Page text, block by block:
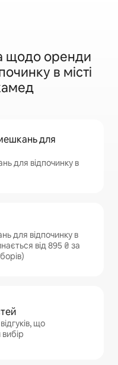
щодо оренди
в місті
для
для відпочинку в
для відпочинку в
від 895 ₴ за
що